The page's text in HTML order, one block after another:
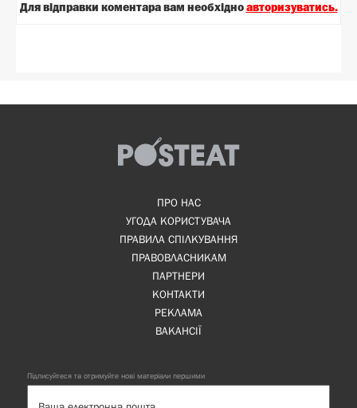
Для вiдправки коментара вам необхiдно авторизуватись.
ПРО НАС
УГОДА КОРИСТУВАЧА
ПРАВИЛА СПІЛКУВАННЯ
ПРАВОВЛАСНИКАМ
ПАРТНЕРИ
КОНТАКТИ
РЕКЛАМА
ВАКАНСІЇ
Підписуйтеся та отримуйте нові матеріали першими